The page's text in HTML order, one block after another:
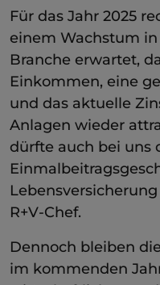
Für das Jahr 2025
einem Wachstum
Branche erwartet,
Einkommen, eine
und das aktuelle
Anlagen wieder
dürfte auch bei uns
R+V-Chef.
Dennoch bleiben
im kommenden